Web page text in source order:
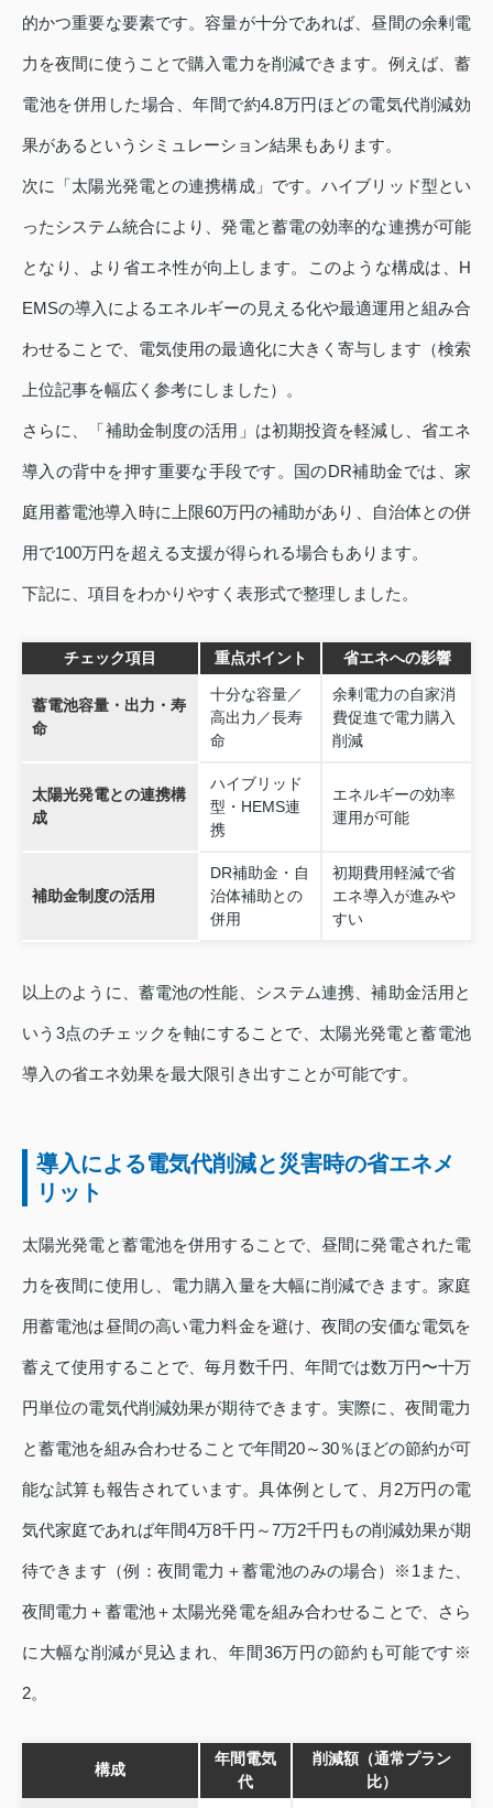
的かつ重要な要素です。容量が十分であれば、昼間の余剰電
力を夜間に使うことで購入電力を削減できます。例えば、蓄
電池を併用した場合、年間で約4.8万円ほどの電気代削減効
果があるというシミュレーション結果もあります。
次に「太陽光発電との連携構成」です。ハイブリッド型とい
ったシステム統合により、発電と蓄電の効率的な連携が可能
となり、より省エネ性が向上します。このような構成は、H
EMSの導入によるエネルギーの見える化や最適運用と組み合
わせることで、電気使用の最適化に大きく寄与します（検索
上位記事を幅広く参考にしました）。
さらに、「補助金制度の活用」は初期投資を軽減し、省エネ
導入の背中を押す重要な手段です。国のDR補助金では、家
庭用蓄電池導入時に上限60万円の補助があり、自治体との併
用で100万円を超える支援が得られる場合もあります。
下記に、項目をわかりやすく表形式で整理しました。
チェック項目 重点ポイント 省エネへの影響
蓄電池容量・出力・寿
命
十分な容量／
高出力／長寿
命
余剰電力の自家消
費促進で電力購入
削減
太陽光発電との連携構
成
ハイブリッド
型・HEMS連
携
エネルギーの効率
運用が可能
補助金制度の活用
DR補助金・自
治体補助との
併用
初期費用軽減で省
エネ導入が進みや
すい
以上のように、蓄電池の性能、システム連携、補助金活用と
いう3点のチェックを軸にすることで、太陽光発電と蓄電池
導入の省エネ効果を最大限引き出すことが可能です。
導入による電気代削減と災害時の省エネメ
リット
太陽光発電と蓄電池を併用することで、昼間に発電された電
力を夜間に使用し、電力購入量を大幅に削減できます。家庭
用蓄電池は昼間の高い電力料金を避け、夜間の安価な電気を
蓄えて使用することで、毎月数千円、年間では数万円〜十万
円単位の電気代削減効果が期待できます。実際に、夜間電力
と蓄電池を組み合わせることで年間20～30％ほどの節約が可
能な試算も報告されています。具体例として、月2万円の電
気代家庭であれば年間4万8千円～7万2千円もの削減効果が期
待できます（例：夜間電力＋蓄電池のみの場合）※1また、
夜間電力＋蓄電池＋太陽光発電を組み合わせることで、さら
に大幅な削減が見込まれ、年間36万円の節約も可能です※
2。
構成
年間電気
代
削減額（通常プラン
比）